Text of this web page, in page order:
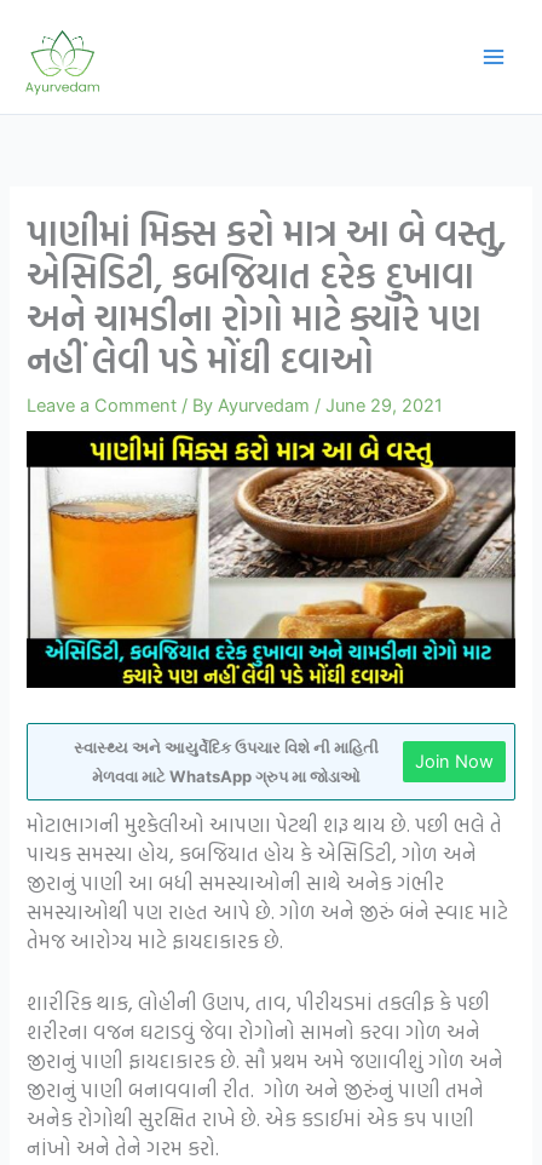
content
પાણીમાં મિક્સ કરો માત્ર આ બે વસ્તુ,
એસિડિટી, કબજિયાત દરેક દુખાવા
અને ચામડીના રોગો માટે ક્યારે પણ
નહીં લેવી પડે મોંઘી દવાઓ
Leave a Comment / ByAyurvedam /June 29, 2021
સ્વાસ્થ્ય અને આયુર્વેદિક ઉપચાર વિશે ની માહિતી
મેળવવા માટે WhatsApp ગ્રુપ મા જોડાઓ
Join Now
મોટાભાગની મુશ્કેલીઓ આપણા પેટથી શરૂ થાય છે. પછી ભલે તે
પાચક સમસ્યા હોય, કબજિયાત હોય કે એસિડિટી, ગોળ અને
જીરાનું પાણી આ બધી સમસ્યાઓની સાથે અનેક ગંભીર
સમસ્યાઓથી પણ રાહત આપે છે. ગોળ અને જીરું બંને સ્વાદ માટે
તેમજ આરોગ્ય માટે ફાયદાકારક છે.
શારીરિક થાક, લોહીની ઉણપ, તાવ, પીરીયડમાં તકલીફ કે પછી
શરીરના વજન ઘટાડવું જેવા રોગોનો સામનો કરવા ગોળ અને
જીરાનું પાણી ફાયદાકારક છે. સૌ પ્રથમ અમે જણાવીશું ગોળ અને
જીરાનું પાણી બનાવવાની રીત. ગોળ અને જીરુંનું પાણી તમને
અનેક રોગોથી સુરક્ષિત રાખે છે. એક કડાઈમાં એક કપ પાણી
નાંખો અને તેને ગરમ કરો.